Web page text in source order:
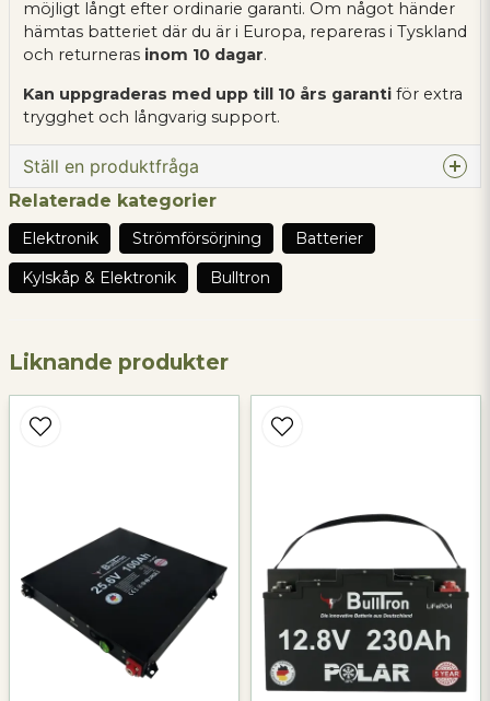
möjligt långt efter ordinarie garanti. Om något händer
hämtas batteriet där du är i Europa, repareras i Tyskland
och returneras inom 10 dagar.
Kan uppgraderas med upp till 10 års garanti för extra
trygghet och långvarig support.
Ställ en produktfråga
Fråga oss något om denna produkten...
email
Mejladress
Ja, ni får publicera min fråga
Relaterade kategorier
Elektronik Strömförsörjning
Batterier
Kylskåp & Elektronik
Bulltron
Liknande produkter